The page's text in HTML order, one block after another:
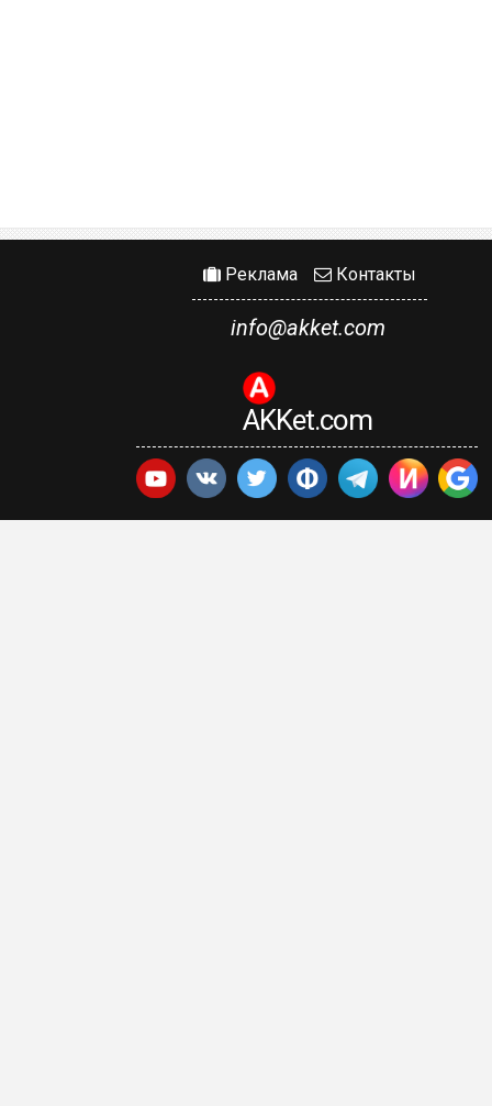
Реклама Контакты
info@akket.com
AKKet.com